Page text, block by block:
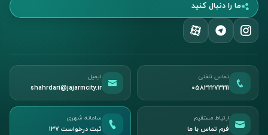
ما را دنبال کنید
تماس تلفنی
05832273211
ایمیل
shahrdari@jajarmcity.ir
ارتباط مستقیم
فرم تماس با ما
سامانه شهری
ثبت درخواست ۱۳۷